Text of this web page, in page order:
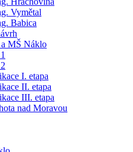
Vymětal
Babica
MŠ Náklo
I. etapa
II. etapa
III. etapa
nad Moravou